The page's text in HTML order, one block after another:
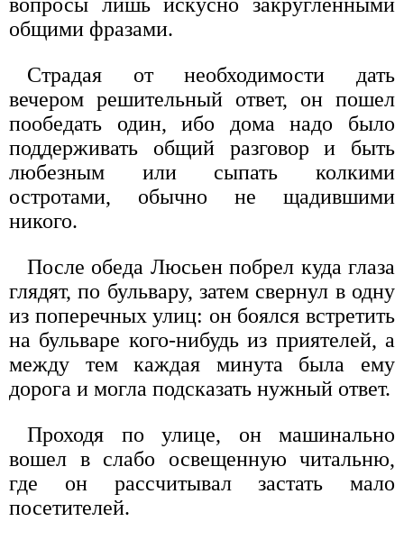
общими фразами.
Страдая от необходимости дать
вечером решительный ответ, он пошел
пообедать один, ибо дома надо было
поддерживать общий разговор и быть
любезным или сыпать колкими
остротами, обычно не щадившими
никого.
После обеда Люсьен побрел куда глаза
глядят, по бульвару, затем свернул в одну
из поперечных улиц: он боялся встретить
на бульваре кого-нибудь из приятелей, а
между тем каждая минута была ему
дорога и могла подсказать нужный ответ.
Проходя по улице, он машинально
вошел в слабо освещенную читальню,
где он рассчитывал застать мало
посетителей.